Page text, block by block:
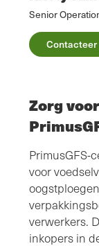
Senior
Contacteer
Zorg
PrimusGFS-
voor
verwerkers.
inkopers in